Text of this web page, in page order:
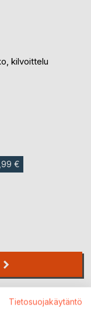
kilvoittelu
€
Tietosuojakäytäntö